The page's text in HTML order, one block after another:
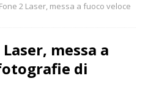
2 Laser, messa a fuoco veloce
messa a
di